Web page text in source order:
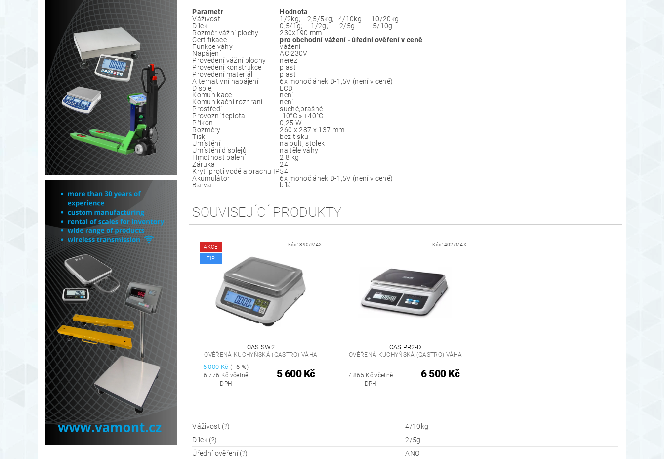
Parametr
Hodnota
Váživost
1/2kg; 2,5/5kg; 4/10kg 10/20kg
Dílek
0,5/1g; 1/2g; 2/5g 5/10g
Rozměr vážní plochy
230x190 mm
Certifikace
pro obchodní vážení - úřední ověření v ceně
Funkce váhy
vážení
Napájení
AC 230V
Provedení vážní plochy
nerez
Provedení konstrukce
plast
Provedení materiál
plast
Alternativní napájení
6x monočlánek D-1,5V (není v ceně)
Displej
LCD
Komunikace
není
Komunikační rozhraní
není
Prostředí
suché,prašné
Provozní teplota
-10°C » +40°C
Příkon
0,25 W
Rozměry
260 x 287 x 137 mm
Tisk
bez tisku
Umístění
na pult, stolek
Umístění displejů
na těle váhy
Hmotnost balení
2.8 kg
Záruka
24
Krytí proti vodě a prachu IP54
Akumulátor
6x monočlánek D-1,5V (není v ceně)
Barva
bílá
SOUVISEJÍCÍ PRODUKTY
AKCE
TIP
Kód:390/MAX
CAS SW2
OVĚŘENÁ KUCHYŇSKÁ (GASTRO) VÁHA
6 000 Kč(–6 %)
6 776 Kč včetně
DPH
5 600 Kč
Kód: 402/MAX
CAS PR2-D
OVĚŘENÁ KUCHYŇSKÁ (GASTRO) VÁHA
7 865 Kč včetně
DPH
6 500 Kč
Váživost (?)
4/10kg
Dílek (?)
2/5g
Úřední ověření (?)
ANO